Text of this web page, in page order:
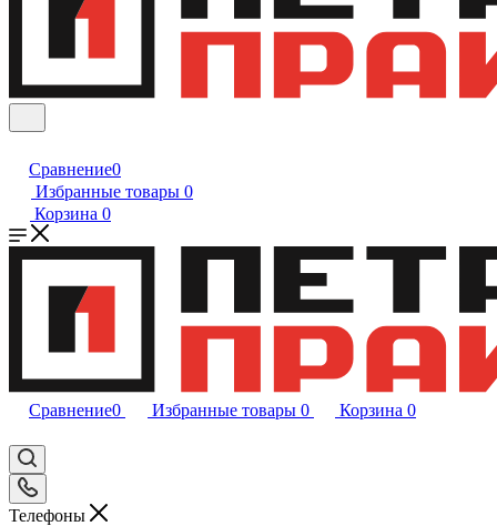
Сравнение0
Избранные товары 0
Корзина 0
Сравнение0 Избранные товары 0 Корзина 0
Телефоны